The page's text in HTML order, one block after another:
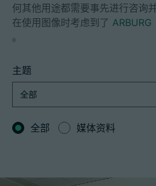
企业
招聘信息
何其他用途都需要事先进行咨询
在使用图像时考虑到了 ARBURG
。
主题
全部 媒体资料